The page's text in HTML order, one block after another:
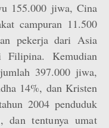
155.000 jiwa, Cina
campuran 11.500
pekerja dari Asia
Filipina. Kemudian
397.000 jiwa,
14%, dan Kristen
2004 penduduk
dan tentunya umat